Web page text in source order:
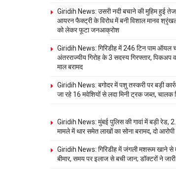
Giridih News: उसरी नदी बचाने की मुहिम हुई
आयरन फैक्ट्री के विरोध में बनी विशाल मानव
को लेकर फूटा जनआक्रोश
Giridih News: गिरिडीह में 246 टिन पाम ऑयल
अंतरराज्यीय गिरोह के 3 सदस्य गिरफ्तार, पिकअप
माल बरामद
Giridih News: बगोदर में पशु तस्करी पर बड़ी
जा रहे 16 मवेशियों से लदा मिनी ट्रक जब्त, चालक
Giridih News: मुंबई पुलिस की गावां में बड़ी रेड,
मामले में थार समेत लाखों का सोना बरामद, दो आरोपी
Giridih News: गिरिडीह में जंगली मशरूम खाने से
बीमार, समय पर इलाज से बची जान; डॉक्टरों ने